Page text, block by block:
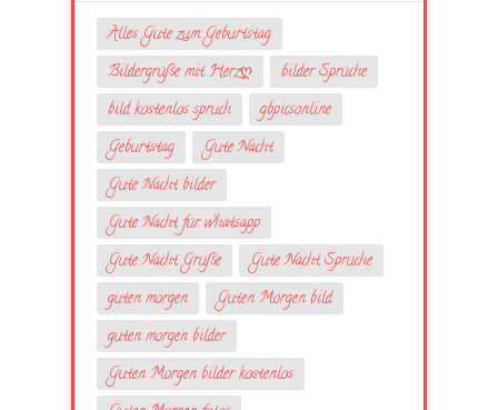
Alles Gute zum Geburtstag
Bildergrüße mit Herzღ
bilder Sprüche
bild kostenlos spruch
gbpicsonline
Geburtstag
Gute Nacht
Gute Nacht bilder
Gute Nacht für whatsapp
Gute Nacht Grüße
Gute Nacht Sprüche
guten morgen
Guten Morgen bild
guten morgen bilder
Guten Morgen bilder kostenlos